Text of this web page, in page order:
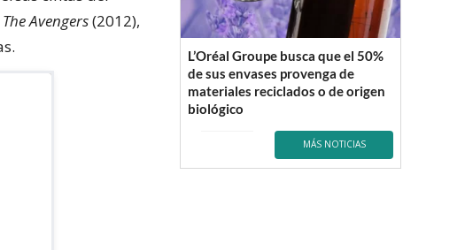
The Avengers(2012),
L’Oréal Groupe busca que el 50%
de sus envases provenga de
materiales reciclados o de origen
biológico
MÁS NOTICIAS